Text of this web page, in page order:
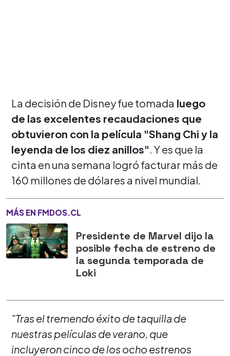
La decisión de Disney fue tomada luego
de las excelentes recaudaciones que
obtuvieron con la película "Shang Chi y la
leyenda de los diez anillos". Y es que la
cinta en una semana logró facturar más de
160 millones de dólares a nivel mundial.
MÁS EN FMDOS.CL
Presidente de Marvel dijo la
posible fecha de estreno de
la segunda temporada de
Loki
"Tras el tremendo éxito de taquilla de
nuestras películas de verano, que
incluyeron cinco de los ocho estrenos